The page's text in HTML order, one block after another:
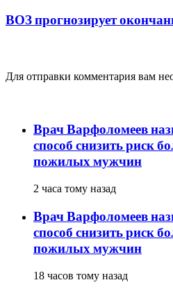
ВОЗ прогнозирует
Для отправки комментария вам
Врач Варфоломеев
способ снизить риск
пожилых мужчин
2 часа тому назад
Врач Варфоломеев
способ снизить риск
пожилых мужчин
18 часов тому назад